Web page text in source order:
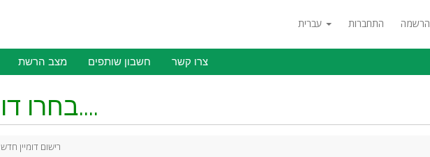
התחברות הרשמה
מצב הרשת חשבון שותפים צרו קשר
בחרו דומיין....
רישום דומיין חדש